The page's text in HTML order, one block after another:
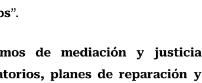
”.
de mediación y justicia
planes de reparación y